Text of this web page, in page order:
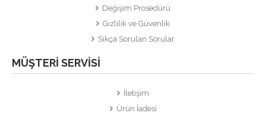
Değişim Prosedürü
Gizlilik ve Güvenlik
Sıkça Sorulan Sorular
MÜŞTERI SERVISI
İletişim
Ürün İadesi